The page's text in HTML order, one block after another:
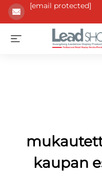
[email protected]
kaupan